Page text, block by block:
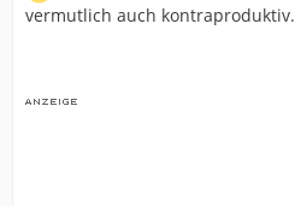
vermutlich auch kontraproduktiv.